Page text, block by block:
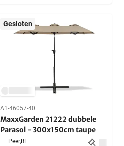
Gesloten
A1-46057-40
MaxxGarden 21222 dubbele
Parasol - 300x150cm taupe
Peer,BE